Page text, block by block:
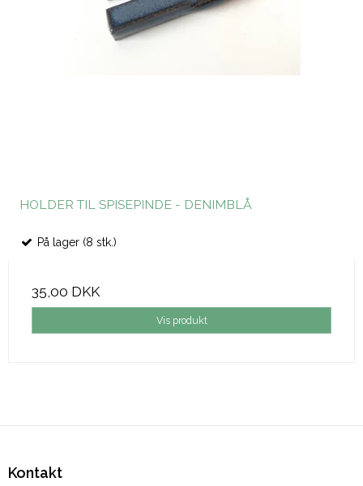
HOLDER TIL SPISEPINDE - DENIMBLÅ
På lager (8 stk.)
35,00 DKK
Vis produkt
Kontakt